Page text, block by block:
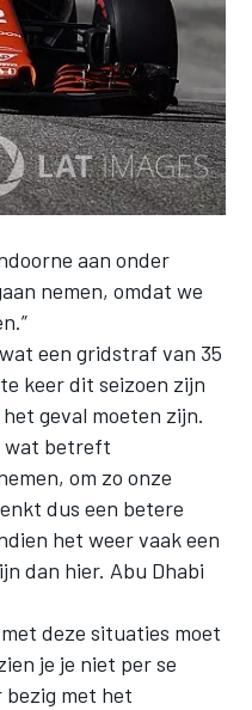
aan onder
nemen, omdat we
een gridstraf van 35
keer dit seizoen zijn
geval moeten zijn.
wat betreft
om zo onze
dus een betere
het weer vaak een
dan hier. Abu Dhabi
deze situaties moet
je je niet per se
met het